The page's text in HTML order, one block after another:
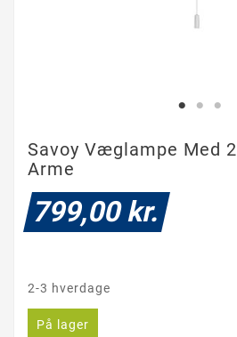
Savoy Væglampe Med 2
Arme
799,00 kr.
2-3 hverdage
På lager